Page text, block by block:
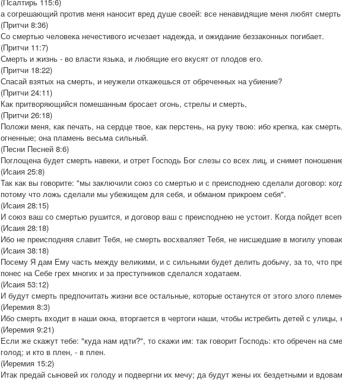
а согрешающий против меня наносит вред душе своей: все ненавидящие меня любят
(Притчи 8:36)
Со смертью человека нечестивого исчезает надежда, и ожидание беззаконных погибает.
(Притчи 11:7)
Смерть и жизнь - во власти языка, и любящие его вкусят от плодов его.
(Притчи 18:22)
Спасай взятых на смерть, и неужели откажешься от обреченных на убиение?
(Притчи 24:11)
Как притворяющийся помешанным бросает огонь, стрелы и смерть,
(Притчи 26:18)
Положи меня, как печать, на сердце твое, как перстень, на руку твою: ибо крепка, как
огненные; она пламень весьма сильный.
(Песни Песней 8:6)
Поглощена будет смерть навеки, и отрет Господь Бог слезы со всех лиц, и снимет
(Исаия 25:8)
Так как вы говорите: "мы заключили союз со смертью и с преисподнею сделали договор:
потому что ложь сделали мы убежищем для себя, и обманом прикроем себя".
(Исаия 28:15)
И союз ваш со смертью рушится, и договор ваш с преисподнею не устоит. Когда пойдет
(Исаия 28:18)
Ибо не преисподняя славит Тебя, не смерть восхваляет Тебя, не нисшедшие в могилу
(Исаия 38:18)
Посему Я дам Ему часть между великими, и с сильными будет делить добычу, за то, что
понес на Себе грех многих и за преступников сделался ходатаем.
(Исаия 53:12)
И будут смерть предпочитать жизни все остальные, которые останутся от этого злого
(Иеремия 8:3)
Ибо смерть входит в наши окна, вторгается в чертоги наши, чтобы истребить детей с
(Иеремия 9:21)
Если же скажут тебе: "куда нам идти?", то скажи им: так говорит Господь: кто обречен на
голод; и кто в плен, - в плен.
(Иеремия 15:2)
Итак предай сыновей их голоду и подвергни их мечу; да будут жены их бездетными и